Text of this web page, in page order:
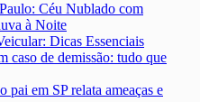
Céu Nublado com
à Noite
Dicas Essenciais
caso de demissão: tudo que
pai em SP relata ameaças e